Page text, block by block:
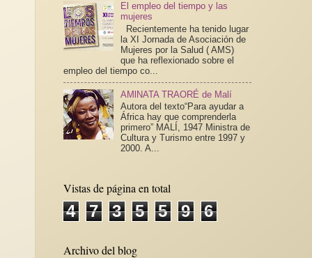
El empleo del tiempo y las
mujeres
Recientemente ha tenido lugar
la XI Jornada de Asociación de
Mujeres por la Salud ( AMS)
que ha reflexionado sobre el
empleo del tiempo co...
AMlNATA TRAORÉ de Malí
Autora del texto“Para ayudar a
África hay que comprenderla
primero” MALÍ, 1947 Ministra de
Cultura y Turismo entre 1997 y
2000. A...
Vistas de página en total
4 7 3 5 5 9 6
Archivo del blog